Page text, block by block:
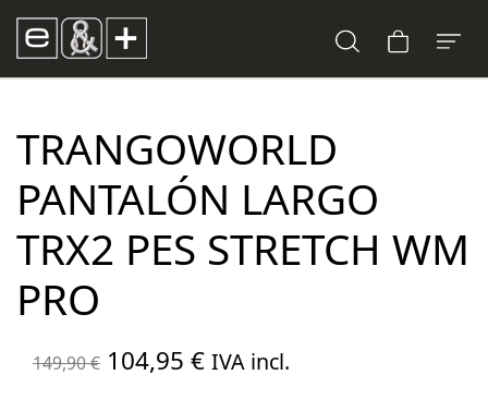
TRANGOWORLD
PANTALÓN LARGO
TRX2 PES STRETCH WM
PRO
149,90€ El
104,95 €El
IVA incl.